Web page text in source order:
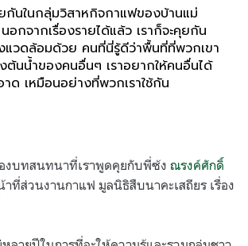
ยกันในกลุ่มวิสาหกิจกาแฟของบ้านแม่
กจากเรื่องรายได้แล้ว เราก็จะคุยกัน
แวดล้อมด้วย คนที่นี่รู้ดีว่าพื้นที่ที่พวกเขา
ต้นน้ำของคนอื่นๆ เราอยากให้คนอื่นได้
าด เหมือนอย่างที่พวกเราใช้กัน
บทสนทนาที่เราพูดคุยกับพี่ซ้ง ณรงค์ศักดิ์
าที่ส่วนงานกาแฟ มูลนิธิสืบนาคะเสถียร เรื่อง